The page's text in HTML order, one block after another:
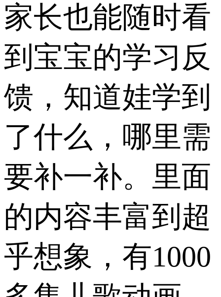
家长也能随时看
到宝宝的学习反
馈，知道娃学到
了什么，哪里需
要补一补。里面
的内容丰富到超
乎想象，有1000